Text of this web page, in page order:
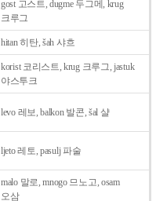
gost 고스트, dugme 두그메, krug
크루그
hitan 히탄, šah 샤흐
korist 코리스트, krug 크루그, jastuk
야스투크
levo 레보, balkon 발콘, šal 샬
ljeto 레토, pasulj 파술
malo 말로, mnogo 므노고, osam
오삼